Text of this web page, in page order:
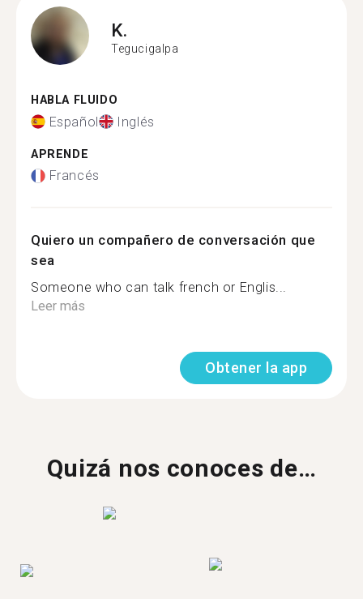
K.
Tegucigalpa
HABLA FLUIDO
Español Inglés
APRENDE
Francés
Quiero un compañero de conversación que
sea
Someone who can talk french or Englis...
Leer más
Obtener la app
Quizá nos conoces de…